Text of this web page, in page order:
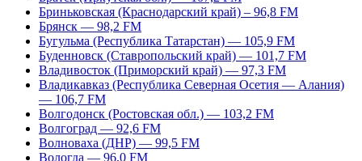
Бриньковская (Краснодарский край) – 96,8 FM
Брянск — 98,2 FM
Бугульма (Республика Татарстан) — 105,9 FM
Буденновск (Ставропольский край) — 101,7 FM
Владивосток (Приморский край) — 97,3 FM
Владикавказ (Республика Северная Осетия — Алания)
— 106,7 FM
Волгодонск (Ростовская обл.) — 103,2 FM
Волгоград — 92,6 FM
Волноваха (ДНР) — 99,5 FM
Вологда — 96,0 FM